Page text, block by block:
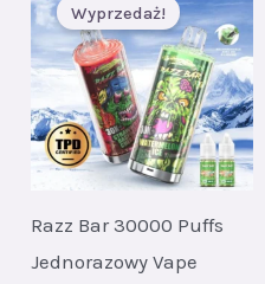
Wyprzedaż!
Razz Bar 30000 Puffs
Jednorazowy Vape